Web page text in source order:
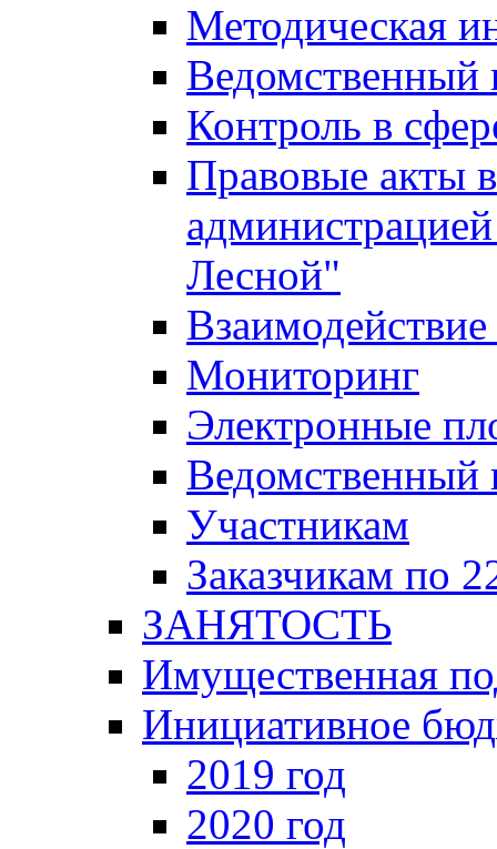
Методическая
Ведомственный
Контроль в
Правовые акты
Лесной"
Мониторинг
Электронные
Ведомственный
Участникам
Заказчикам по
ЗАНЯТОСТЬ
Имущественная
Инициативное
2019 год
2020 год